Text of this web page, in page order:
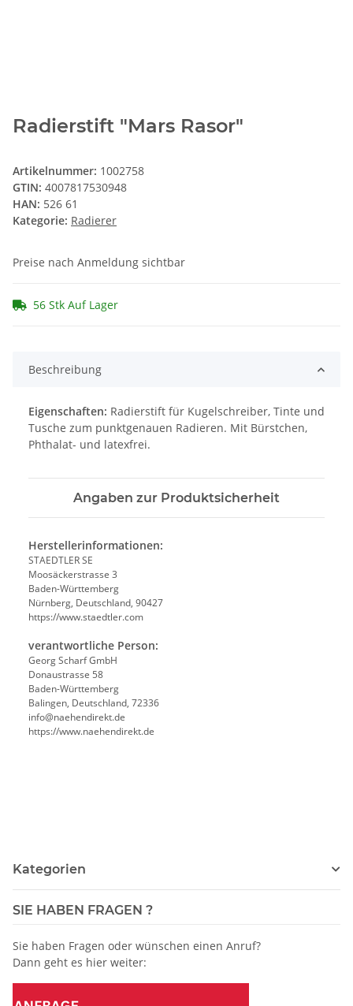
Radierstift "Mars Rasor"
Artikelnummer: 1002758
GTIN: 4007817530948
HAN: 526 61
Kategorie: Radierer
Preise nach Anmeldung sichtbar
56 Stk Auf Lager
Beschreibung
Eigenschaften: Radierstift für Kugelschreiber, Tinte und
Tusche zum punktgenauen Radieren. Mit Bürstchen,
Phthalat- und latexfrei.
Angaben zur Produktsicherheit
Herstellerinformationen:
STAEDTLER SE
Moosäckerstrasse 3
Baden-Württemberg
Nürnberg, Deutschland, 90427
https://www.staedtler.com
verantwortliche Person:
Georg Scharf GmbH
Donaustrasse 58
Baden-Württemberg
Balingen, Deutschland, 72336
info@naehendirekt.de
https://www.naehendirekt.de
Kategorien
SIE HABEN FRAGEN ?
Sie haben Fragen oder wünschen einen Anruf?
Dann geht es hier weiter: